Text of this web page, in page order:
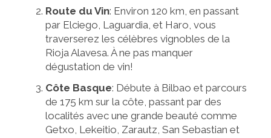
Route du Vin: Environ 120 km, en passant
par Elciego, Laguardia, et Haro, vous
traverserez les célèbres vignobles de la
Rioja Alavesa. À ne pas manquer
dégustation de vin!
Côte Basque: Débute à Bilbao et parcours
de 175 km sur la côte, passant par des
localités avec une grande beauté comme
Getxo, Lekeitio, Zarautz, San Sebastian et